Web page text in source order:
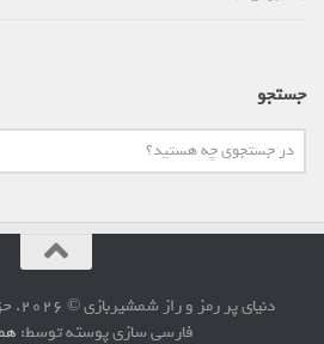
جستجو
دنیای پر رمز و راز شمشیربازی © 2026. حق کپی رایت محفوظ است.
فارسی سازی پوسته توسط: